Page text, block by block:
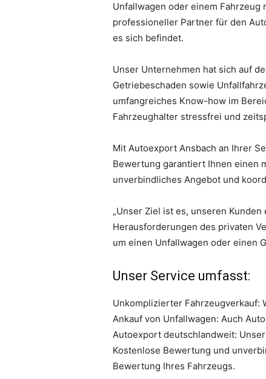
Unfallwagen oder einem
professioneller Partner für den
es sich befindet.
Unser Unternehmen hat sich auf
Getriebeschaden sowie
umfangreiches Know-how im
Fahrzeughalter stressfrei und
Mit Autoexport Ansbach an Ihrer
Bewertung garantiert Ihnen einen
unverbindliches Angebot und
„Unser Ziel ist es, unseren
Herausforderungen des privaten
um einen Unfallwagen oder einen
Unser Service umfasst:
Unkomplizierter Fahrzeugverkauf:
Ankauf von Unfallwagen: Auch
Autoexport deutschlandweit:
Kostenlose Bewertung und
Bewertung Ihres Fahrzeugs.